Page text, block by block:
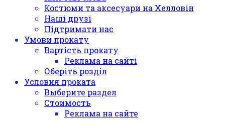
Костюми та аксесуари на Хелловін
Наші друзі
Підтримати нас
Умови прокату
Вартість прокату
Реклама на сайті
Оберіть розділ
Условия проката
Выберите раздел
Стоимость
Реклама на сайте